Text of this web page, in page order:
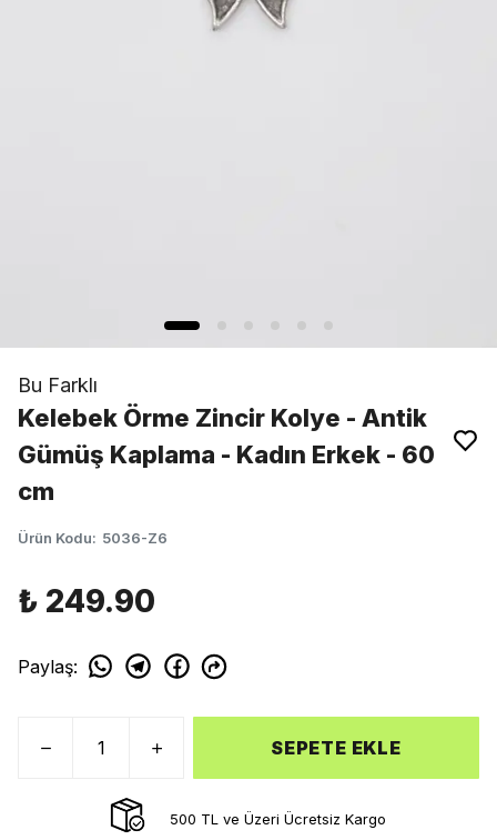
Bu Farklı
Kelebek Örme Zincir Kolye - Antik
Gümüş Kaplama - Kadın Erkek - 60
cm
Ürün Kodu: 5036-Z6
₺ 249.90
Paylaş:
SEPETE EKLE
500 TL ve Üzeri Ücretsiz Kargo